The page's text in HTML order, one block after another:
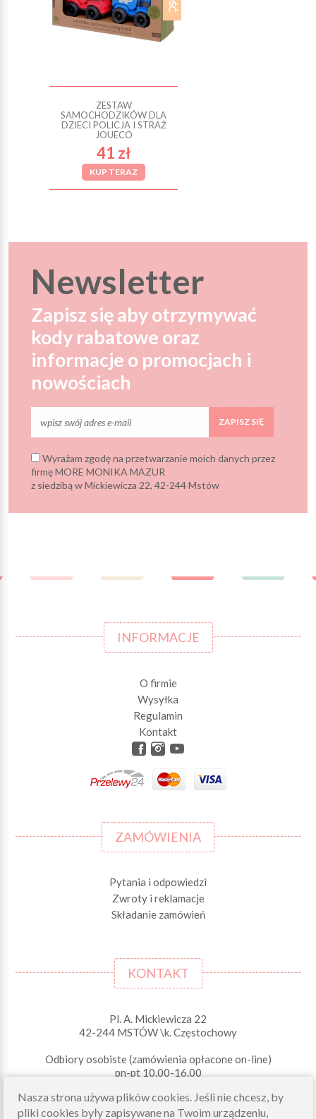
ZESTAW
SAMOCHODZIKÓW DLA
DZIECI POLICJA I STRAŻ
JOUECO
41 zł
KUP TERAZ
Newsletter
Zapisz się aby otrzymywać
kody rabatowe oraz
informacje o promocjach i
nowościach
ZAPISZ SIĘ
Wyrażam zgodę na przetwarzanie moich danych przez
firmę MORE MONIKA MAZUR
z siedzibą w Mickiewicza 22, 42-244 Mstów
INFORMACJE
O firmie
Wysyłka
Regulamin
Kontakt
ZAMÓWIENIA
Pytania i odpowiedzi
Zwroty i reklamacje
Składanie zamówień
KONTAKT
Pl. A. Mickiewicza 22
42-244 MSTÓW \k. Częstochowy
Odbiory osobiste (zamówienia opłacone on-line)
pn-pt 10.00-16.00
+48 34 506 50 60
Nasza strona używa plików cookies. Jeśli nie chcesz, by
pliki cookies były zapisywane na Twoim urządzeniu,